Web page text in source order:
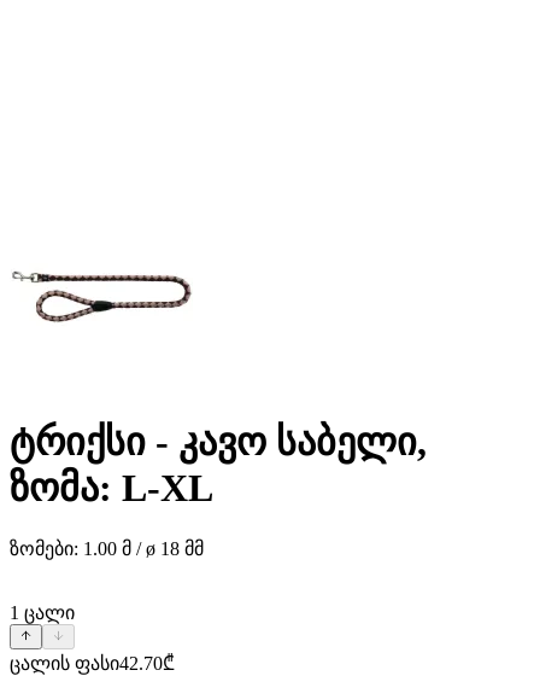
ტრიქსი - კავო საბელი,
ზომა: L-XL
ზომები: 1.00 მ / ø 18 მმ
1 ცალი
ცალის ფასი42.70₾